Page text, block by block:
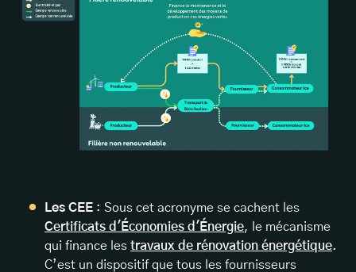
Les CEE : Sous cet acronyme se cachent les
Certificats d'Économies d'Énergie, le mécanisme
qui finance les travaux de rénovation énergétique.
C’est un dispositif que tous les fournisseurs